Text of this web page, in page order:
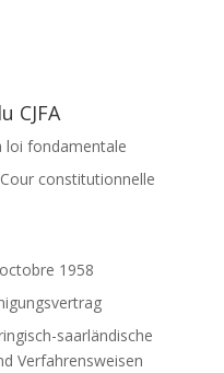
CJFA
loi fondamentale
constitutionnelle
1958
saarländische
Verfahrensweisen